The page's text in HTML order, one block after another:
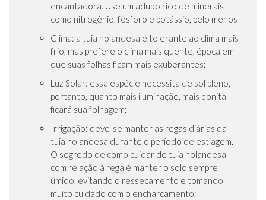
encantadora. Use um adubo rico de minerais
como nitrogênio, fósforo e potássio, pelo menos
Clima: a tuia holandesa é tolerante ao clima mais
frio, mas prefere o clima mais quente, época em
que suas folhas ficam mais exuberantes;
Luz Solar: essa espécie necessita de sol pleno,
portanto, quanto mais iluminação, mais bonita
ficará sua folhagem;
Irrigação: deve-se manter as regas diárias da
tuia holandesa durante o período de estiagem.
O segredo de como cuidar de tuia holandesa
com relação à rega é manter o solo sempre
úmido, evitando o ressecamento e tomando
muito cuidado com o encharcamento;